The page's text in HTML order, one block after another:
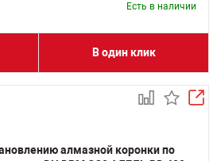
Есть в наличии
В один клик